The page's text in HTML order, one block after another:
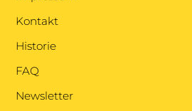
Kontakt
Historie
FAQ
Newsletter